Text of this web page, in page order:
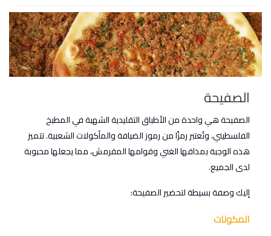
الصفيحة
الصفيحة هي واحدة من الأطباق التقليدية الشهية في المطبخ
الفلسطيني، وتُعتبر رمزًا من رموز الضيافة والمأكولات الشعبية. تتميز
هذه الوجبة بمذاقها الغني وقوامها المقرمش، مما يجعلها محبوبة
لدى الجميع.
إليك وصفة بسيطة لتحضير الصفيحة:
المكونات